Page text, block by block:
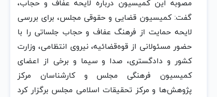
مصوبه این کمیسیون درباره لایحه عفاف و حجاب،
گفت: کمیسیون قضایی و حقوقی مجلس، برای بررسی
لایحه حمایت از فرهنگ عفاف و حجاب جلساتی را با
حضور مسئولانی از قوه‌قضائیه، نیروی انتظامی، وزارت
کشور و دادگستری، صدا و سیما و برخی از اعضای
کمیسیون فرهنگی مجلس و کارشناسان مرکز
پژوهش‌ها و مرکز تحقیقات اسلامی مجلس برگزار کرد